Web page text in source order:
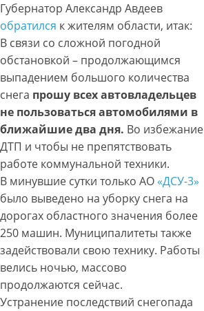
Губернатор Александр Авдеев
обратился к жителям области, итак:
В связи со сложной погодной
обстановкой – продолжающимся
выпадением большого количества
снега прошу всех автовладельцев
не пользоваться автомобилями в
ближайшие два дня. Во избежание
ДТП и чтобы не препятствовать
работе коммунальной техники.
В минувшие сутки только АО «ДСУ-3»
было выведено на уборку снега на
дорогах областного значения более
250 машин. Муниципалитеты также
задействовали свою технику. Работы
велись ночью, массово
продолжаются сейчас.
Устранение последствий снегопада